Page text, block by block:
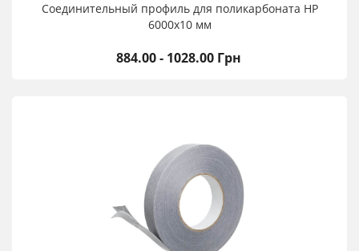
Соединительный профиль для поликарбоната HP
6000х10 мм
884.00 - 1028.00 Грн